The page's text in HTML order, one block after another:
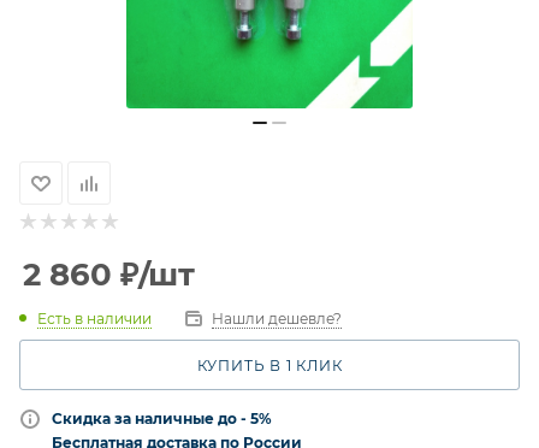
2 860 ₽/шт
Есть в наличии Нашли дешевле?
КУПИТЬ В 1 КЛИК
Скидка за наличные до - 5%
Бесплатная доставка по России